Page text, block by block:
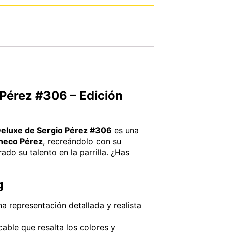
#306 – Edición
de Sergio Pérez #306 es una
Pérez, recreándolo con su
su talento en la parrilla. ¿Has
representación detallada y realista
que resalta los colores y